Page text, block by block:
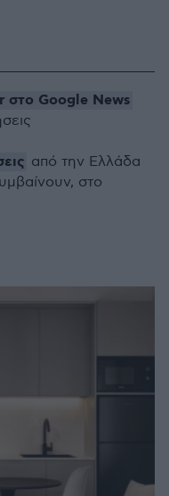
στο Google News
από την Ελλάδα
στο